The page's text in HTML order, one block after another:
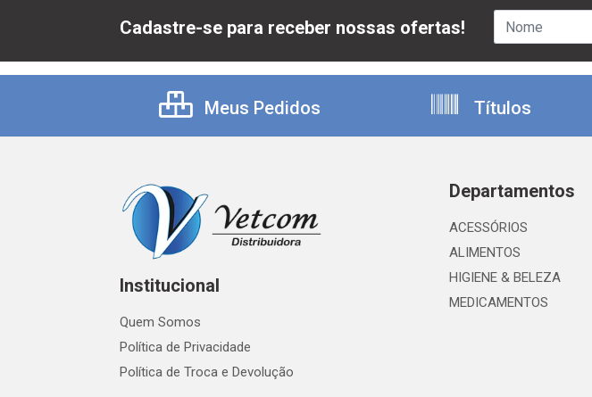
Cadastre-se para receber nossas ofertas!
Meus Pedidos Títulos
Institucional
Quem Somos
Política de Privacidade
Política de Troca e Devolução
Departamentos
ACESSÓRIOS
ALIMENTOS
HIGIENE & BELEZA
MEDICAMENTOS